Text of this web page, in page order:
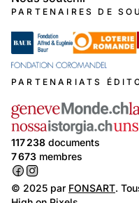
PARTENAIRES DE
PARTENARIATS
117 238 documents
7 673 membres
© 2025 par FONSART.